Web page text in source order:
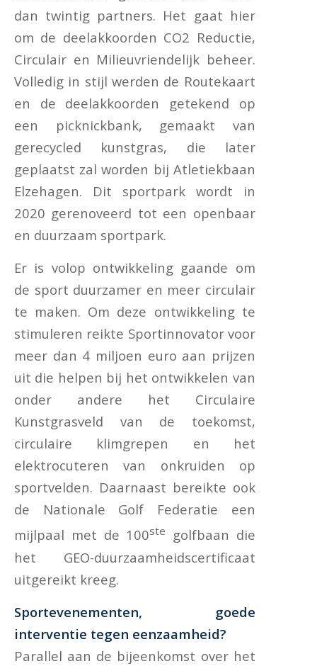
dan twintig partners. Het gaat hier
om de deelakkoorden CO2 Reductie,
Circulair en Milieuvriendelijk beheer.
Volledig in stijl werden de Routekaart
en de deelakkoorden getekend op
een picknickbank, gemaakt van
gerecycled kunstgras, die later
geplaatst zal worden bij Atletiekbaan
Elzehagen. Dit sportpark wordt in
2020 gerenoveerd tot een openbaar
en duurzaam sportpark.
Er is volop ontwikkeling gaande om
de sport duurzamer en meer circulair
te maken. Om deze ontwikkeling te
stimuleren reikte Sportinnovator voor
meer dan 4 miljoen euro aan prijzen
uit die helpen bij het ontwikkelen van
onder andere het Circulaire
Kunstgrasveld van de toekomst,
circulaire klimgrepen en het
elektrocuteren van onkruiden op
sportvelden. Daarnaast bereikte ook
de Nationale Golf Federatie een
mijlpaal met de 100ste
golfbaan die
het GEO-duurzaamheidscertificaat
uitgereikt kreeg.
Sportevenementen, goede
interventie tegen eenzaamheid?
Parallel aan de bijeenkomst over het